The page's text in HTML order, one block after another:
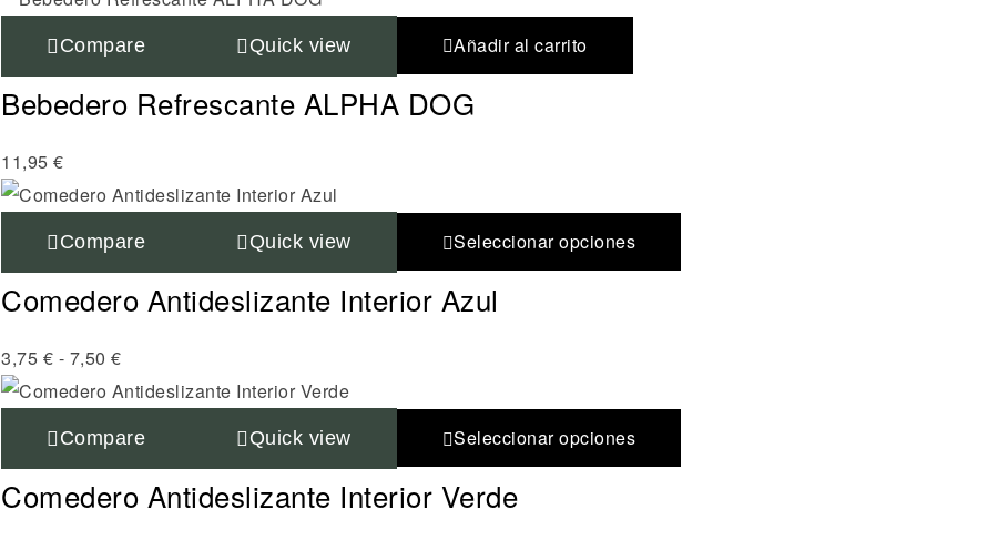
Compare Quick view Añadir al carrito
Bebedero Refrescante ALPHA DOG
11,95 €
Compare Quick view Seleccionar opciones
Comedero Antideslizante Interior Azul
3,75 € - 7,50 €
Compare Quick view Seleccionar opciones
Comedero Antideslizante Interior Verde